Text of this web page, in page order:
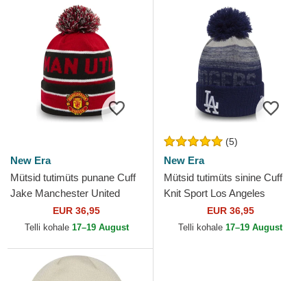
New Era
Mütsid tutimüts punane Cuff
Jake Manchester United
Football Club Premier League
New Era
EUR 36,95
Telli kohale 17–19 August
(5)
New Era
Mütsid tutimüts sinine Cuff
Knit Sport Los Angeles
Dodgers MLB New Era
EUR 36,95
Telli kohale 17–19 August